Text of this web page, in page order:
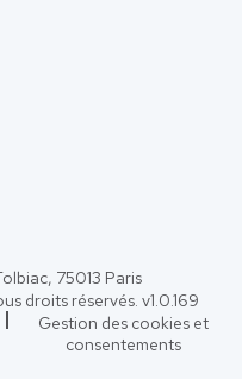
75013 Paris
droits réservés. v1.0.169
Gestion des cookies et
consentements